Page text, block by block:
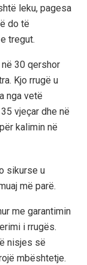
leku, pagesa
do të
tregut.
30 qershor
Kjo rrugë u
nga vetë
vjeçar dhe në
kalimin në
sikurse u
më parë.
me garantimin
i rrugës.
nisjes së
mbështetje.